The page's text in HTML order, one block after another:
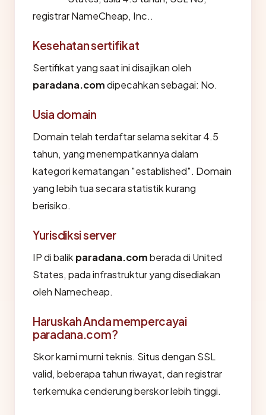
registrar NameCheap, Inc..
Kesehatan sertifikat
Sertifikat yang saat ini disajikan oleh
paradana.comdipecahkan sebagai: No.
Usia domain
Domain telah terdaftar selama sekitar 4.5
tahun, yang menempatkannya dalam
kategori kematangan "established". Domain
yang lebih tua secara statistik kurang
berisiko.
Yurisdiksi server
IP di balik paradana.comberada di United
States, pada infrastruktur yang disediakan
oleh Namecheap.
Haruskah Anda mempercayai
paradana.com?
Skor kami murni teknis. Situs dengan SSL
valid, beberapa tahun riwayat, dan registrar
terkemuka cenderung berskor lebih tinggi.